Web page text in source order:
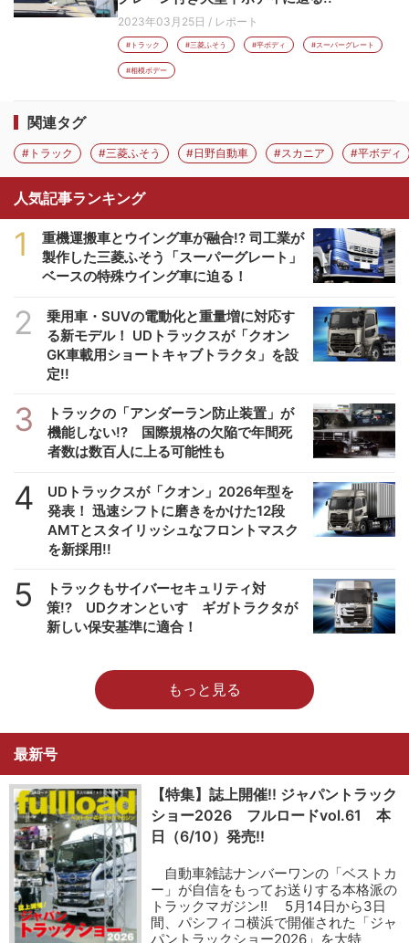
2023年03月25日 / レポート
#トラック #三菱ふそう #平ボディ #スーパーグレート
#相模ボデー
関連タグ
#トラック #三菱ふそう #日野自動車 #スカニア #平ボディ
人気記事ランキング
1
重機運搬車とウイング車が融合!? 司工業が
製作した三菱ふそう「スーパーグレート」
ベースの特殊ウイング車に迫る！
2
乗用車・SUVの電動化と重量増に対応す
る新モデル！ UDトラックスが「クオン
GK車載用ショートキャブトラクタ」を設
定!!
3
トラックの「アンダーラン防止装置」が
機能しない!? 国際規格の欠陥で年間死
者数は数百人に上る可能性も
4
UDトラックスが「クオン」2026年型を
発表！ 迅速シフトに磨きをかけた12段
AMTとスタイリッシュなフロントマスク
を新採用!!
5
トラックもサイバーセキュリティ対
策!? UDクオンといすゞギガトラクタが
新しい保安基準に適合！
もっと見る
最新号
【特集】誌上開催!! ジャパントラック
ショー2026 フルロードvol.61 本
日（6/10）発売!!
自動車雑誌ナンバーワンの「ベストカ
ー」が自信をもってお送りする本格派の
トラックマガジン!! 5月14日から3日
間、パシフィコ横浜で開催された「ジャ
パントラックショー2026」を大特